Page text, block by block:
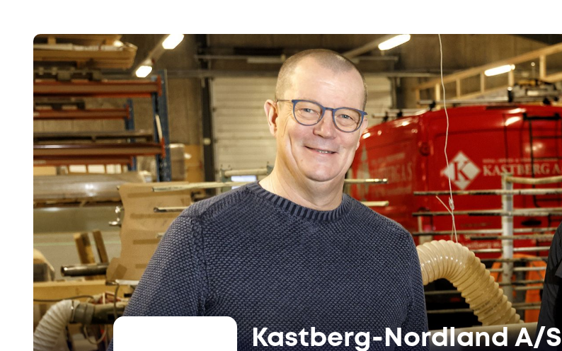
Kastberg-Nordland A/S